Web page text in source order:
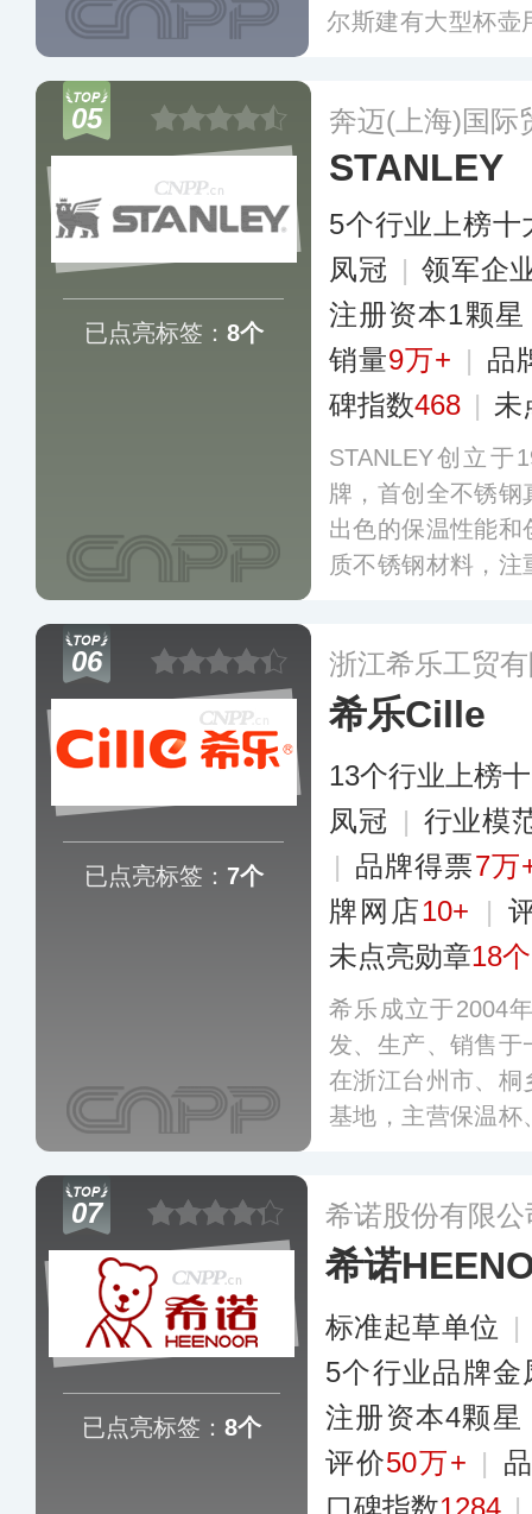
尔斯建有大型杯壶
标准起草参编单位
05
已点亮标签： 8个
奔迈(上海)国际
STANLEY
5个行业上榜十
凤冠 | 领军企
注册资本1颗星
销量9万+ | 品
碑指数468 | 未
STANLEY创立
牌，首创全不锈
出色的保温性能
质不锈钢材料，
06
已点亮标签： 7个
浙江希乐工贸
希乐Cille
13个行业上榜
凤冠 | 行业模
| 品牌得票7万
牌网店10+ |
未点亮勋章18个
希乐成立于2004
发、生产、销售
在浙江台州市、桐
基地，主营保温
平台。更多
07
已点亮标签： 8个
希诺股份有限公
希诺
标准起草单位 |
5个行业品牌金
注册资本4颗星
评价50万+ |
口碑指数1284 |